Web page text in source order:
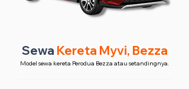
Sewa Kereta Myvi, Bezza
Model sewa kereta Perodua Bezza atau setandingnya.